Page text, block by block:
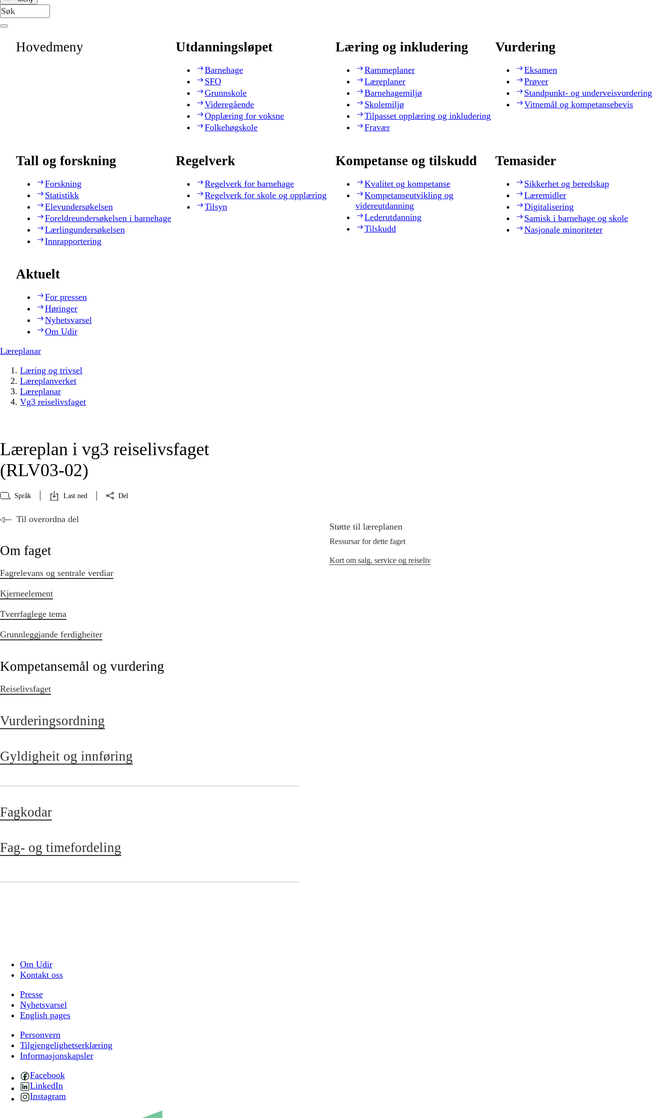
Hovedmeny Utdanningsløpet
Barnehage
SFO
Grunnskole
Videregående
Opplæring for voksne
Folkehøgskole
Læring og inkludering
Rammeplaner
Læreplaner
Barnehagemiljø
Skolemiljø
Tilpasset opplæring og inkludering
Fravær
Vurdering
Eksamen
Prøver
Standpunkt- og underveisvurdering
Vitnemål og kompetansebevis
Tall og forskning
Forskning
Statistikk
Elevundersøkelsen
Foreldreundersøkelsen i barnehage
Lærlingundersøkelsen
Innrapportering
Regelverk
Regelverk for barnehage
Regelverk for skole og opplæring
Tilsyn
Kompetanse og tilskudd
Kvalitet og kompetanse
Kompetanseutvikling og
videreutdanning
Lederutdanning
Tilskudd
Temasider
Sikkerhet og beredskap
Læremidler
Digitalisering
Samisk i barnehage og skole
Nasjonale minoriteter
Aktuelt
For pressen
Høringer
Nyhetsvarsel
Om Udir
Læreplanar
Læring og trivsel
Læreplanverket
Læreplanar
Vg3 reiselivsfaget
Læreplan i vg3 reiselivsfaget
(RLV03‑02)
Språk Last ned Del
Til overordna del
Om faget
Fagrelevans og sentrale verdiar
Kjerneelement
Tverrfaglege tema
Grunnleggjande ferdigheiter
Kompetansemål og vurdering
Reiselivsfaget
Vurderingsordning
Gyldigheit og innføring
Fagkodar
Fag- og timefordeling
Støtte til læreplanen
Ressursar for dette faget
Kort om salg, service og reiseliv
Om Udir
Kontakt oss
Presse
Nyhetsvarsel
English pages
Personvern
Tilgjengelighetserklæring
Informasjonskapsler
Facebook
LinkedIn
Instagram